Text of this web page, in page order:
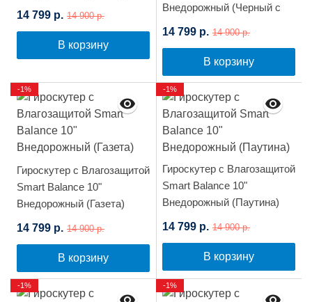
14 799 р. 14 900 р.
В корзину
Внедорожный (Черный с
14 799 р. 14 900 р.
В корзину
Гироскутер с Влагозащитой
Smart Balance 10"
Внедорожный (Газета)
14 799 р. 14 900 р.
В корзину
-1%
Гироскутер с Влагозащитой
Smart Balance 10"
Внедорожный (Паутина)
14 799 р. 14 900 р.
В корзину
-1%
-1% -1%